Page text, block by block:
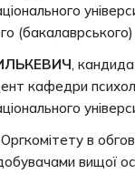
(бакалаврського)
,
кафедри
в
вищої